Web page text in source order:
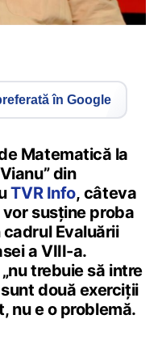
în Google
Matematică la
din
TVR Info, câteva
susține proba
Evaluării
a VIII-a.
trebuie să intre
două exerciții
nu e o problemă.